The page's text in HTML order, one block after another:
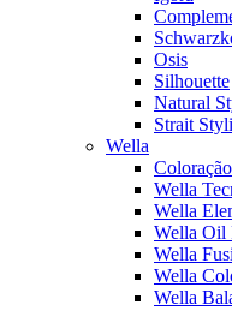
Osis
Silhouette
Natural
Strait
Wella
Wella
Wella
Wella Oil
Wella
Wella
Wella